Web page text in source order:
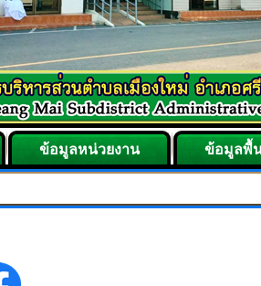
ข้อมูลหน่วยงาน ข้อมูลพื้